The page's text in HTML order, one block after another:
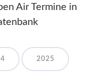
Air Termine in
2025